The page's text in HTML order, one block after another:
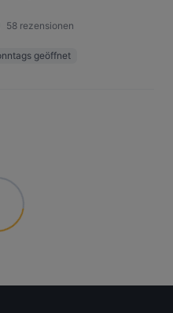
58 rezensionen
geöffnet